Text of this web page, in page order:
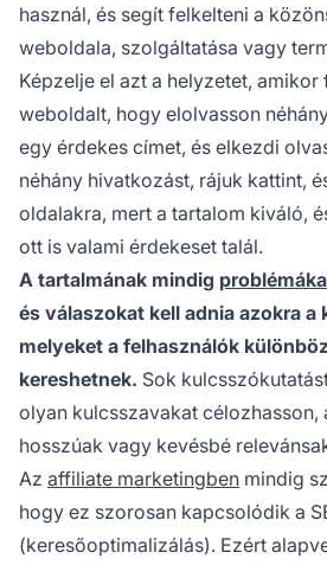
használ, és segít felkelteni a
weboldala, szolgáltatása vagy
Képzelje el azt a helyzetet, amikor
weboldalt, hogy elolvasson
egy érdekes címet, és elkezdi
néhány hivatkozást, rájuk kattint,
oldalakra, mert a tartalom kiváló,
ott is valami érdekeset talál.
A tartalmának mindig
és válaszokat kell adnia azokra a
melyeket a felhasználók
kereshetnek. Sok
olyan kulcsszavakat célozhasson,
hosszúak vagy kevésbé
Az affiliate marketingben mindig
hogy ez szorosan kapcsolódik a
(keresőoptimalizálás). Ezért